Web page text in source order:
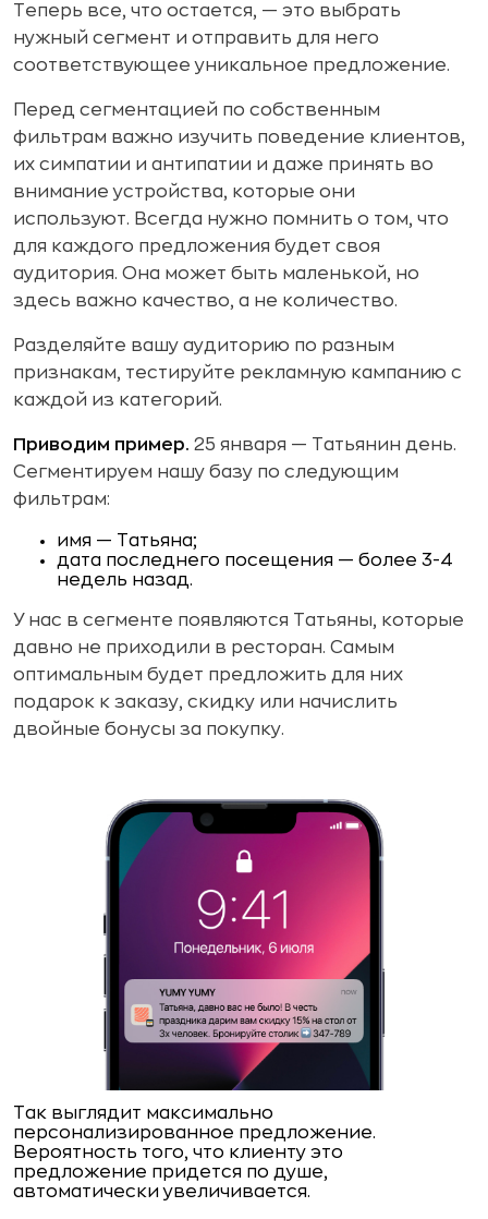
Теперь все, что остается, — это выбрать
нужный сегмент и отправить для него
соответствующее уникальное предложение.
Перед сегментацией по собственным
фильтрам важно изучить поведение клиентов,
их симпатии и антипатии и даже принять во
внимание устройства, которые они
используют. Всегда нужно помнить о том, что
для каждого предложения будет своя
аудитория. Она может быть маленькой, но
здесь важно качество, а не количество.
Разделяйте вашу аудиторию по разным
признакам, тестируйте рекламную кампанию с
каждой из категорий.
Приводим пример. 25 января — Татьянин день.
Сегментируем нашу базу по следующим
фильтрам:
имя — Татьяна;
дата последнего посещения — более 3-4
недель назад.
У нас в сегменте появляются Татьяны, которые
давно не приходили в ресторан. Самым
оптимальным будет предложить для них
подарок к заказу, скидку или начислить
двойные бонусы за покупку.
Так выглядит максимально
персонализированное предложение.
Вероятность того, что клиенту это
предложение придется по душе,
автоматически увеличивается.